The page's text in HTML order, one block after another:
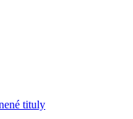
tituly